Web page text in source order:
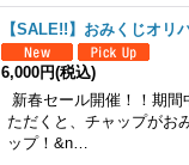
【SALE!!】おみくじオリ
6,000円(税込)
新春セール開催！！期
ただくと、チャップがお
ップ！&n…